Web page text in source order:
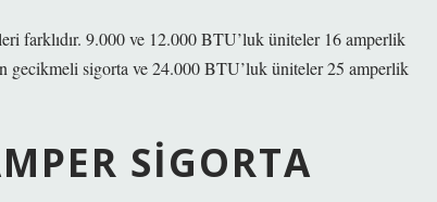
farklıdır. 9.000 ve 12.000 BTU’luk üniteler 16 amperlik
gecikmeli sigorta ve 24.000 BTU’luk üniteler 25 amperlik
SIGORTA